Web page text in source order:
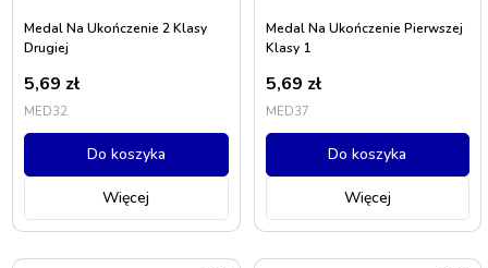
Medal Na Ukończenie 2 Klasy
Drugiej
5,69 zł
MED32
Więcej
Do koszyka
Medal Na Ukończenie Pierwszej
Klasy 1
5,69 zł
MED37
Więcej
Do koszyka